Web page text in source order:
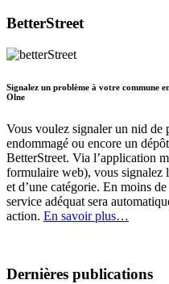
BetterStreet
Signalez un problème à votre commune
Olne
Vous voulez signaler un nid de
endommagé ou encore un
BetterStreet. Via l’application
formulaire web), vous signalez
et d’une catégorie. En moins
service adéquat sera
action. En savoir plus…
Dernières publications